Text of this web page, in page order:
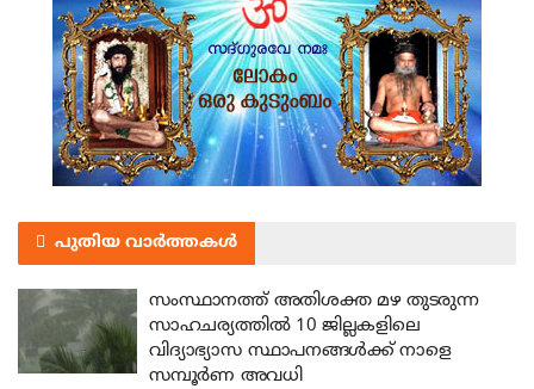
പുതിയ വാർത്തകൾ
സംസ്ഥാനത്ത് അതിശക്ത മഴ തുടരുന്ന
സാഹചര്യത്തിൽ 10 ജില്ലകളിലെ
വിദ്യാഭ്യാസ സ്ഥാപനങ്ങൾക്ക് നാളെ
സമ്പൂർണ അവധി